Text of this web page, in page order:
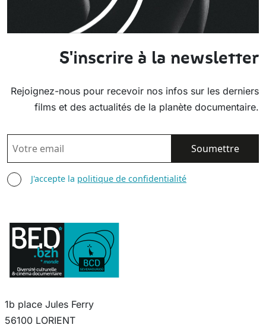
S'inscrire à la newsletter
Rejoignez-nous pour recevoir nos infos sur les derniers
films et des actualités de la planète documentaire.
EMAIL
AGREE TERMS
J'accepte la politique de confidentialité
1b place Jules Ferry
56100 LORIENT